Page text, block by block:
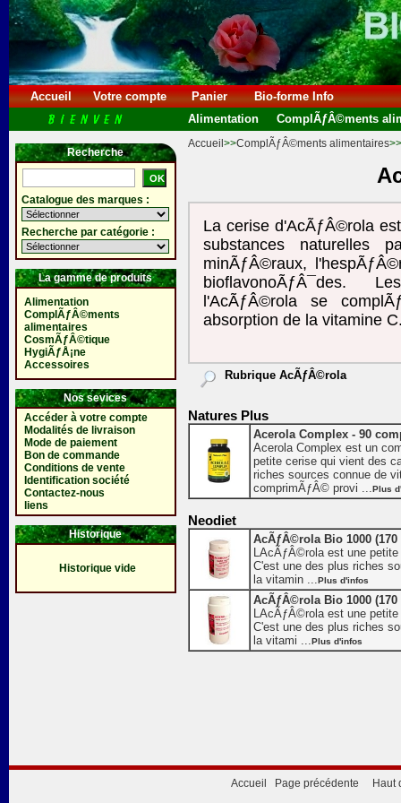
Accueil Votre compte Panier
Bio-forme Info
Alimentation
ComplÃƒÂ©ments
Recherche
Catalogue des marques :
Recherche par catégorie :
La gamme de produits
Alimentation
ComplÃƒÂ©ments
alimentaires
CosmÃƒÂ©tique
HygiÃƒÅ¡ne
Accessoires
Nos sevices
Accéder à votre compte
Modalités de livraison
Mode de paiement
Bon de commande
Conditions de vente
Identification société
Contactez-nous
liens
Historique
Historique vide
Accueil >>ComplÃƒÂ©ments alimentaires>>
La cerise d'AcÃƒÂ©rola
substances naturelles
minÃƒÂ©raux,
bioflavonoÃƒÂ¯des.
l'AcÃƒÂ©rola se
absorption de la vitamine
Rubrique AcÃƒÂ©rola
Natures Plus
Acerola Complex - 90
Acerola Complex est un
petite cerise qui vient des
riches sources connue de
comprimÃƒÂ© provi ...Plus
Neodiet
AcÃƒÂ©rola Bio 1000
LAcÃƒÂ©rola est une
C'est une des plus riches
la vitamin ...Plus d'infos
AcÃƒÂ©rola Bio 1000
LAcÃƒÂ©rola est une
C'est une des plus riches
la vitami ...Plus d'infos
Accueil Page précédente Haut